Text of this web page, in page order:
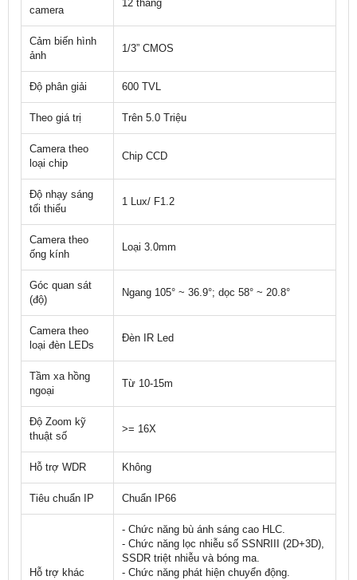
camera
12 tháng
Cảm biến hình
ảnh
1/3” CMOS
Độ phân giải 600 TVL
Theo giá trị Trên 5.0 Triệu
Camera theo
loại chip
Chip CCD
Độ nhạy sáng
tối thiểu
1 Lux/ F1.2
Camera theo
ống kính
Loại 3.0mm
Góc quan sát
(độ)
Ngang 105° ~ 36.9°; dọc 58° ~ 20.8°
Camera theo
loại đèn LEDs
Đèn IR Led
Tầm xa hồng
ngoại
Từ 10-15m
Độ Zoom kỹ
thuật số
>= 16X
Hỗ trợ WDR Không
Tiêu chuẩn IP Chuẩn IP66
Hỗ trợ khác
- Chức năng bù ánh sáng cao HLC.
- Chức năng lọc nhiễu số SSNRIII (2D+3D),
SSDR triệt nhiễu và bóng ma.
- Chức năng phát hiện chuyển động.